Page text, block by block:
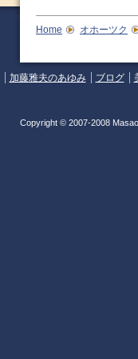
Home オホーツク
加藤雅夫のあゆみ ブログ
Copyright © 2007-2008